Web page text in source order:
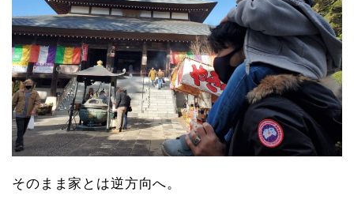
そのまま家とは逆方向へ。